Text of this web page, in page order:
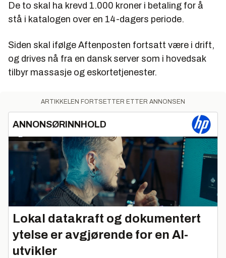
De to skal ha krevd 1.000 kroner i betaling for å
stå i katalogen over en 14-dagers periode.
Siden skal ifølge Aftenposten fortsatt være i drift,
og drives nå fra en dansk server som i hovedsak
tilbyr massasje og eskortetjenester.
ARTIKKELEN FORTSETTER ETTER ANNONSEN
ANNONSØRINNHOLD
Lokal datakraft og dokumentert
ytelse er avgjørende for en AI-
utvikler